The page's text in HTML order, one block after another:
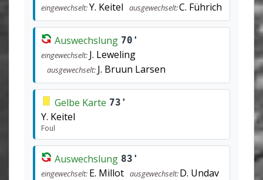
eingewechselt:Y. Keitel ausgewechselt:C. Führich
Auswechslung 70'
eingewechselt: J. Leweling
ausgewechselt: J. Bruun Larsen
Gelbe Karte 73'
Y. Keitel
Foul
Auswechslung 83'
eingewechselt: E. Millot ausgewechselt:D. Undav